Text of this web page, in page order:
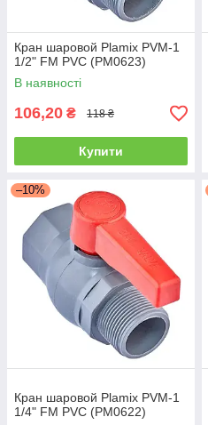
Кран шаровой Plamix PVM-1
1/2" FM PVC (PM0623)
В наявності
106,20 ₴ 118 ₴
Купити
–10%
Кран шаровой Plamix PVM-1
1/4" FM PVC (PM0622)